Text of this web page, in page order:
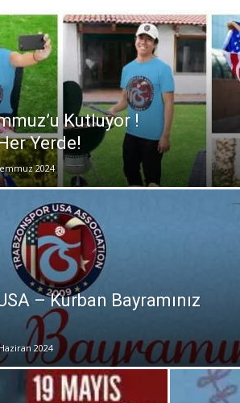
Kutluyor !
Yerde!
2024
– Kurban Bayramınız
2024